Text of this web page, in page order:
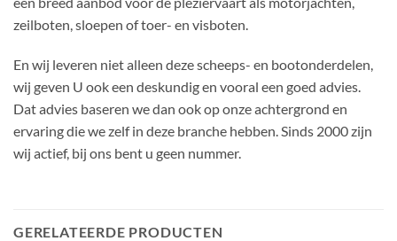
zeilboten, sloepen of toer- en visboten.
En wij leveren niet alleen deze scheeps- en bootonderdelen,
wij geven U ook een deskundig en vooral een goed advies.
Dat advies baseren we dan ook op onze achtergrond en
ervaring die we zelf in deze branche hebben. Sinds 2000 zijn
wij actief, bij ons bent u geen nummer.
GERELATEERDE PRODUCTEN